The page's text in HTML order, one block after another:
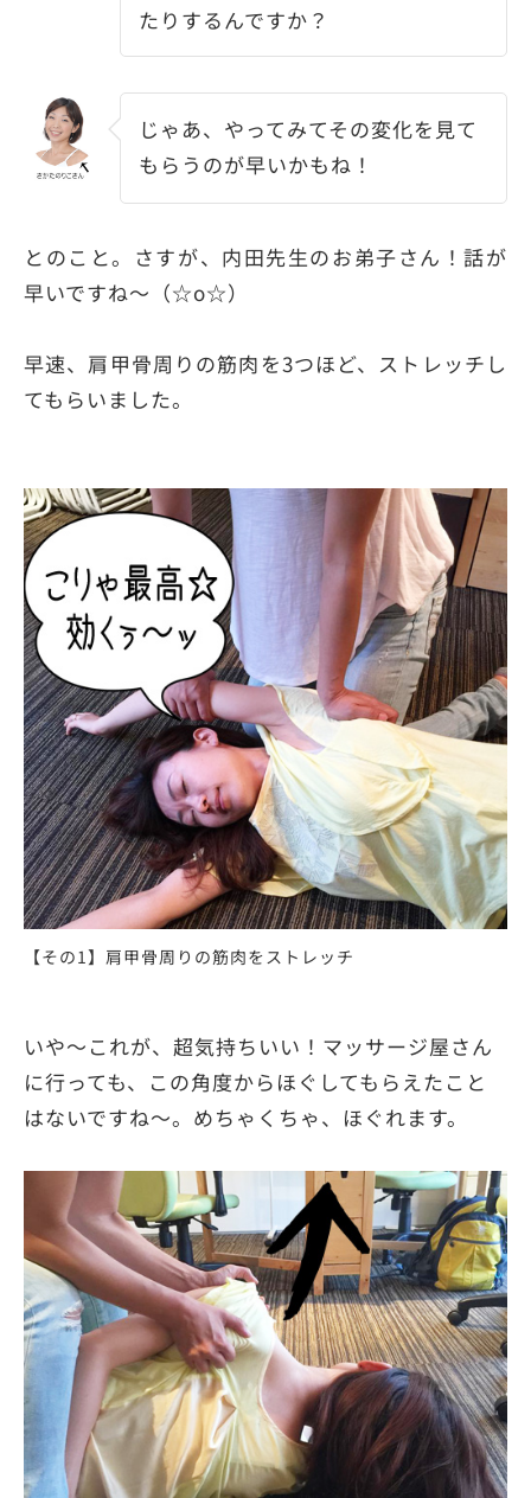
たりするんですか？
じゃあ、やってみてその変化を見て
もらうのが早いかもね！
とのこと。さすが、内田先生のお弟子さん！話が
早いですね～（☆o☆）
早速、肩甲骨周りの筋肉を3つほど、ストレッチし
てもらいました。
【その1】肩甲骨周りの筋肉をストレッチ
いや～これが、超気持ちいい！マッサージ屋さん
に行っても、この角度からほぐしてもらえたこと
はないですね～。めちゃくちゃ、ほぐれます。